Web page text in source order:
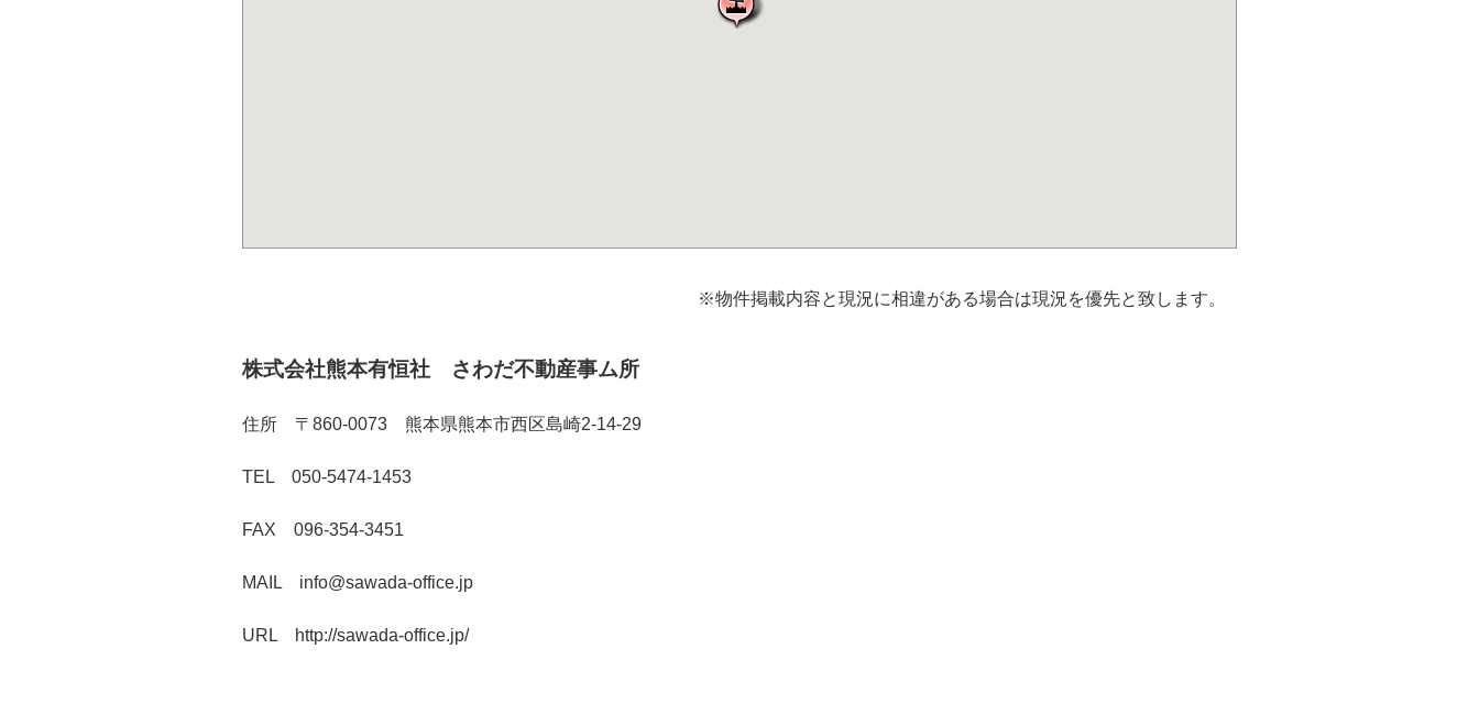
※物件掲載内容と現況に相違がある場合は現況を優先と致します。
株式会社熊本有恒社 さわだ不動産事ム所
住所 〒860-0073 熊本県熊本市西区島崎2-14-29
TEL 050-5474-1453
FAX 096-354-3451
MAIL info@sawada-office.jp
URL http://sawada-office.jp/